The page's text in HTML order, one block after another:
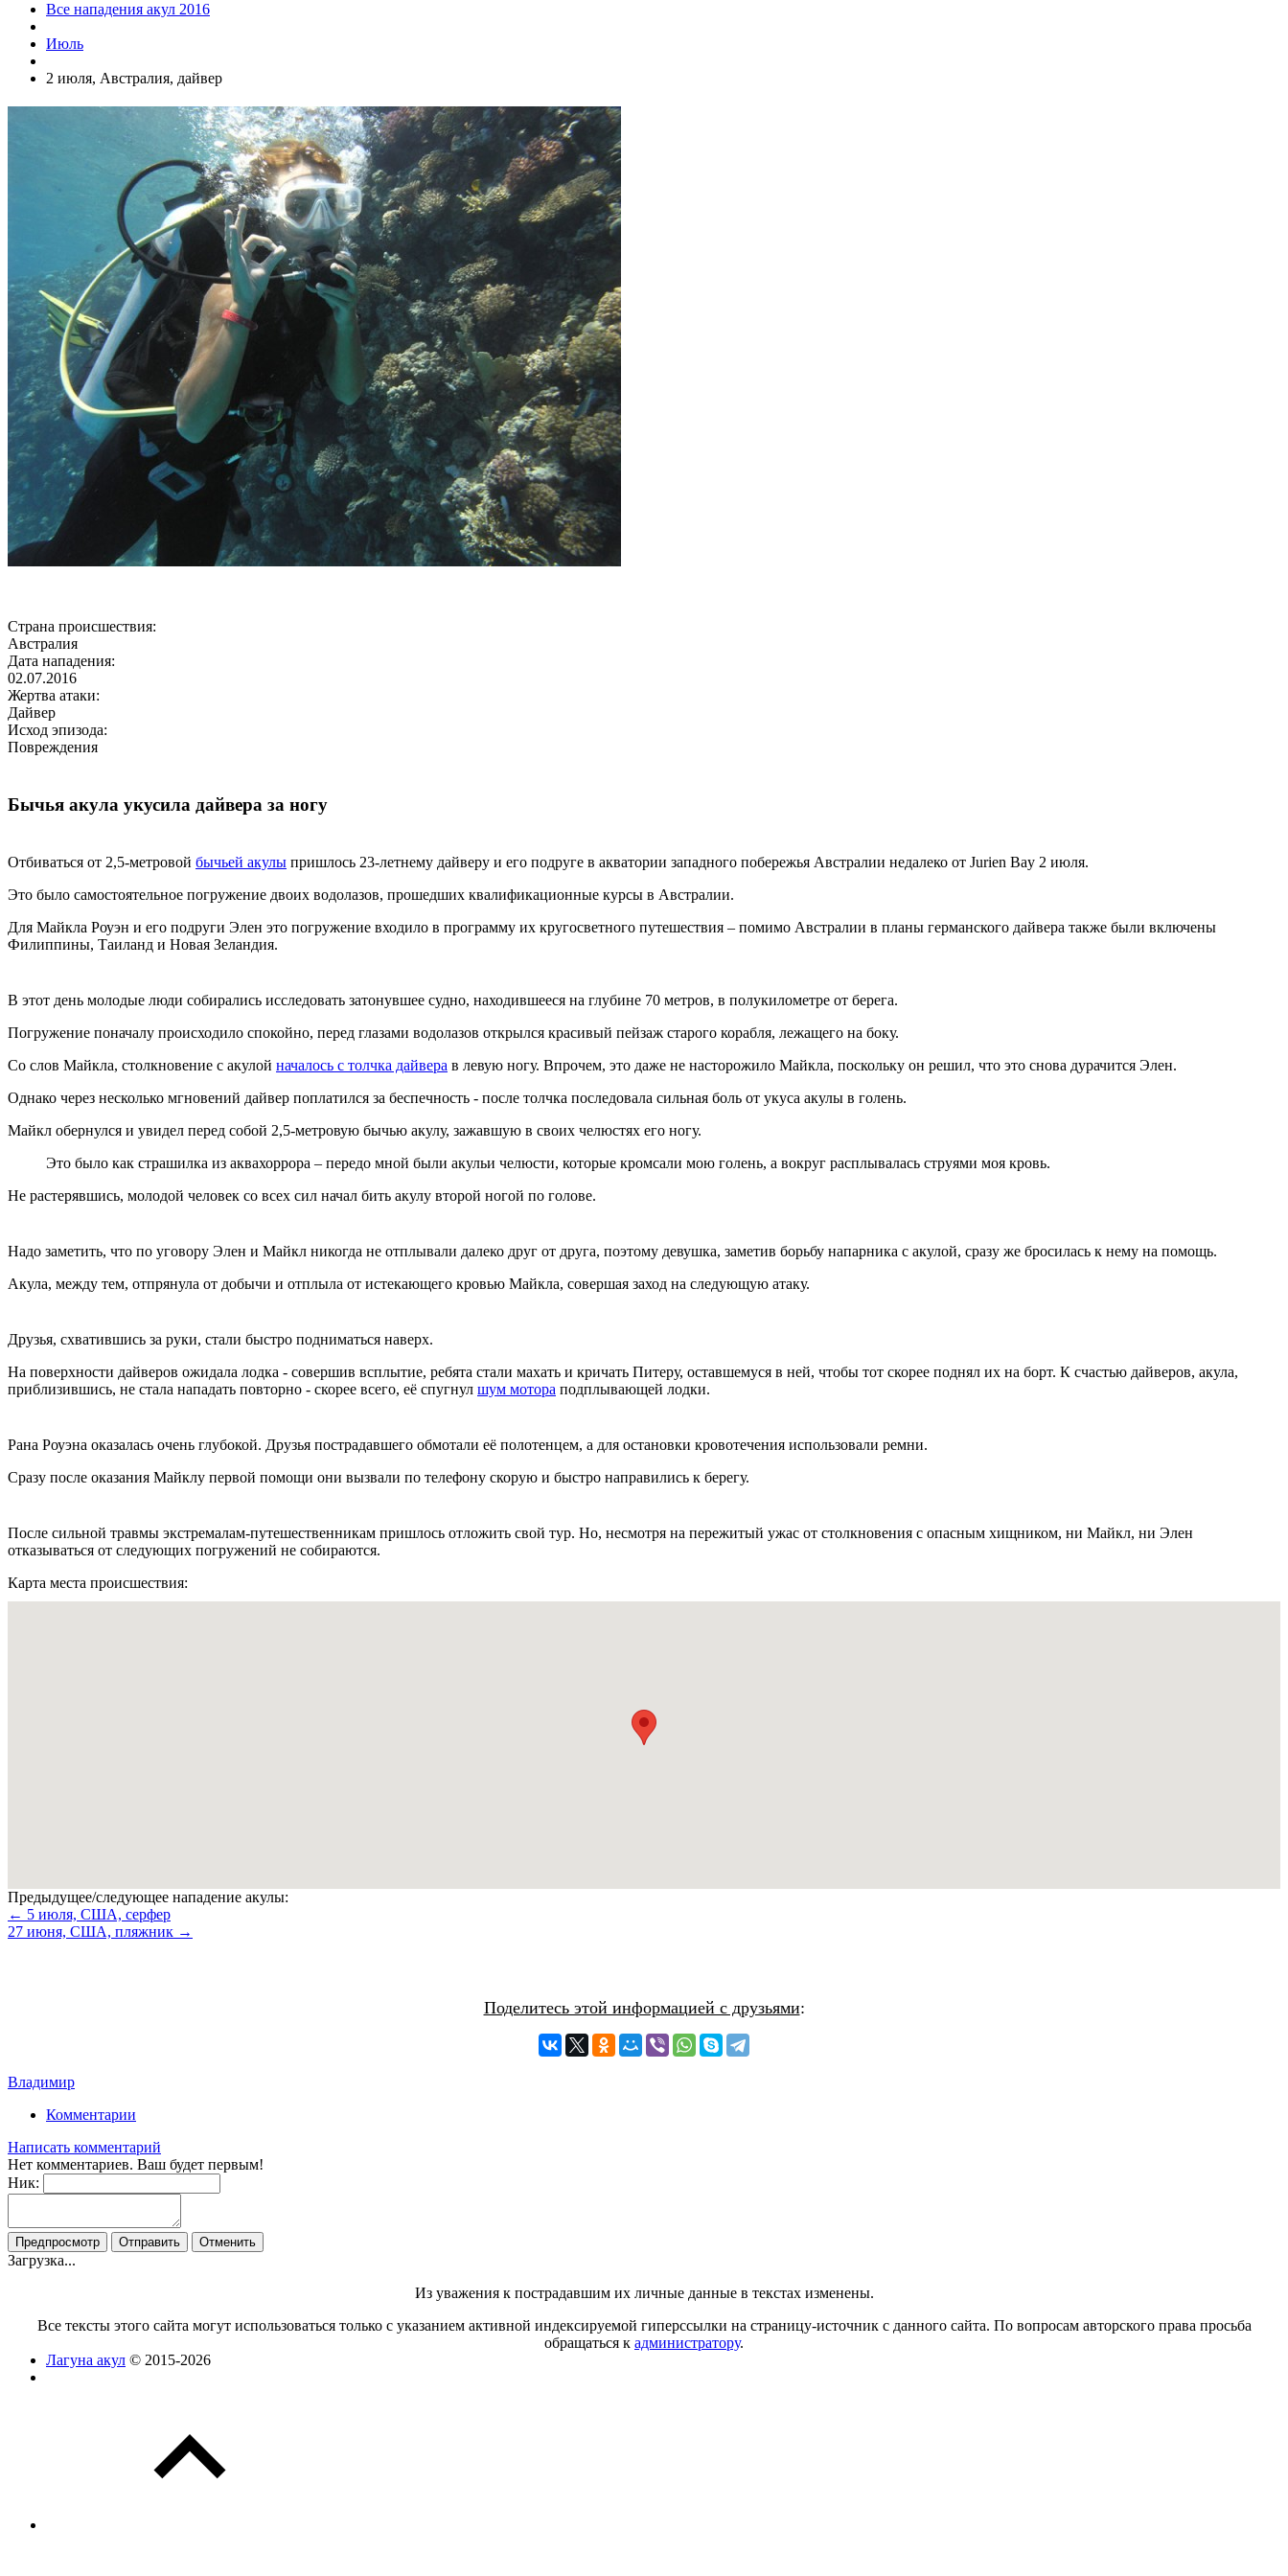
Все нападения акул 2016
Июль
2 июля, Австралия, дайвер
Страна происшествия:
Австралия
Дата нападения:
02.07.2016
Жертва атаки:
Дайвер
Исход эпизода:
Повреждения
Бычья акула укусила дайвера за ногу
Отбиваться от 2,5-метровой бычьей акулы пришлось 23-летнему дайверу и его подруге в акватории западного побережья Австралии недалеко от Jurien Bay 2 июля.
Это было самостоятельное погружение двоих водолазов, прошедших квалификационные курсы в Австралии.
Для Майкла Роуэн и его подруги Элен это погружение входило в программу их кругосветного путешествия – помимо Австралии в планы германского дайвера также были включены
Филиппины, Таиланд и Новая Зеландия.
В этот день молодые люди собирались исследовать затонувшее судно, находившееся на глубине 70 метров, в полукилометре от берега.
Погружение поначалу происходило спокойно, перед глазами водолазов открылся красивый пейзаж старого корабля, лежащего на боку.
Со слов Майкла, столкновение с акулой началось с толчка дайвера в левую ногу. Впрочем, это даже не насторожило Майкла, поскольку он решил, что это снова дурачится Элен.
Однако через несколько мгновений дайвер поплатился за беспечность - после толчка последовала сильная боль от укуса акулы в голень.
Майкл обернулся и увидел перед собой 2,5-метровую бычью акулу, зажавшую в своих челюстях его ногу.
Это было как страшилка из аквахоррора – передо мной были акульи челюсти, которые кромсали мою голень, а вокруг расплывалась струями моя кровь.
Не растерявшись, молодой человек со всех сил начал бить акулу второй ногой по голове.
Надо заметить, что по уговору Элен и Майкл никогда не отплывали далеко друг от друга, поэтому девушка, заметив борьбу напарника с акулой, сразу же бросилась к нему на помощь.
Акула, между тем, отпрянула от добычи и отплыла от истекающего кровью Майкла, совершая заход на следующую атаку.
Друзья, схватившись за руки, стали быстро подниматься наверх.
На поверхности дайверов ожидала лодка - совершив всплытие, ребята стали махать и кричать Питеру, оставшемуся в ней, чтобы тот скорее поднял их на борт. К счастью дайверов, акула,
приблизившись, не стала нападать повторно - скорее всего, её спугнул шум мотора подплывающей лодки.
Рана Роуэна оказалась очень глубокой. Друзья пострадавшего обмотали её полотенцем, а для остановки кровотечения использовали ремни.
Сразу после оказания Майклу первой помощи они вызвали по телефону скорую и быстро направились к берегу.
После сильной травмы экстремалам-путешественникам пришлось отложить свой тур. Но, несмотря на пережитый ужас от столкновения с опасным хищником, ни Майкл, ни Элен
отказываться от следующих погружений не собираются.
Карта места происшествия:
Предыдущее/следующее нападение акулы:
← 5 июля, США, серфер
27 июня, США, пляжник →
Поделитесь этой информацией с друзьями:
Владимир
Комментарии
Написать комментарий
Нет комментариев. Ваш будет первым!
Ник:
Загрузка...
Из уважения к пострадавшим их личные данные в текстах изменены.
Все тексты этого сайта могут использоваться только с указанием активной индексируемой гиперссылки на страницу-источник с данного сайта. По вопросам авторского права просьба
обращаться к администратору.
Лагуна акул © 2015-2026